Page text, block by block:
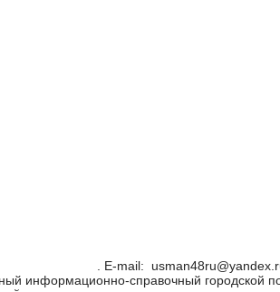
. Е-mail:
информационно-справочный городской